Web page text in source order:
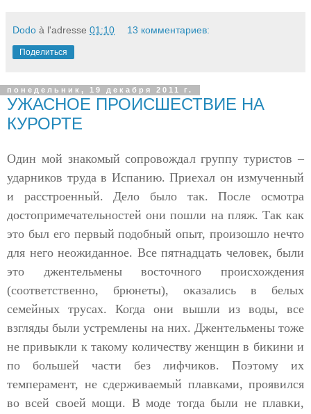
Dodo à l'adresse 01:10 13 комментариев:
Поделиться
понедельник, 19 декабря 2011 г.
УЖАСНОЕ ПРОИСШЕСТВИЕ НА
КУРОРТЕ
Один мой знакомый сопровождал группу туристов –
ударников труда в Испанию. Приехал он измученный
и расстроенный. Дело было так. После осмотра
достопримечательностей они пошли на пляж. Так как
это был его первый подобный опыт, произошло нечто
для него неожиданное. Все пятнадцать человек, были
это джентельмены восточного происхождения
(соответственно, брюнеты), оказались в белых
семейных трусах. Когда они вышли из воды, все
взгляды были устремлены на них. Джентельмены тоже
не привыкли к такому количеству женщин в бикини и
по большей части без лифчиков. Поэтому их
темперамент, не сдерживаемый плавками, проявился
во всей своей мощи. В моде тогда были не плавки,